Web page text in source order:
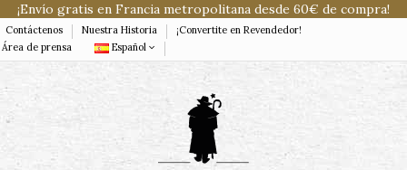
¡Envío gratis en Francia metropolitana desde 60€ de compra!
Contáctenos Nuestra Historia
¡Convertite en Revendedor!
Área de prensa
Español